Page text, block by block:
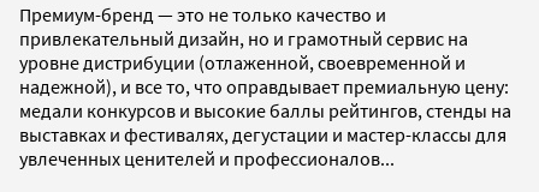
Премиум-бренд — это не только качество и
привлекательный дизайн, но и грамотный сервис на
уровне дистрибуции (отлаженной, своевременной и
надежной), и все то, что оправдывает премиальную цену:
медали конкурсов и высокие баллы рейтингов, стенды на
выставках и фестивалях, дегустации и мастер-классы для
увлеченных ценителей и профессионалов...